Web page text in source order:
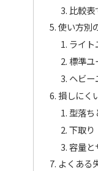
比較表
使い方別
ライト
標準ユ
ヘビー
損しにく
型落ち
下取り
容量と
よくある